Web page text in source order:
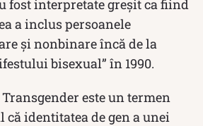
fost interpretate greșit ca fiind
a inclus persoanele
și nonbinare încă de la
bisexual” în 1990.
Transgender este un termen
identitatea de gen a unei